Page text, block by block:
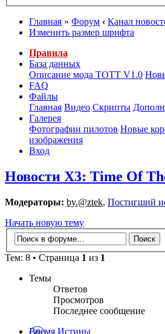
Главная » Форум ‹ Канал
Изменить размер шрифта
Правила
База данных
Описание мода ТОТТ V1.0
FAQ
Файлы
Главная Видео Скрипты
Галерея
Фотографии пилотов Новые
изображения
Вход
Новости X3: Time Of
Модераторы: by.@ztek, Постигший
Начать новую тему
Тем: 8 • Страница 1 из 1
Темы
Ответов
Просмотров
Последнее сообщение
Время Истины